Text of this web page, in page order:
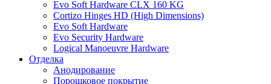
Evo Soft Hardware CLX 160 KG
Cortizo Hinges HD (High Dimensions)
Evo Soft Hardware
Evo Security Hardware
Logical Manoeuvre Hardware
Отделка
Анодирование
Порошковое покрытие